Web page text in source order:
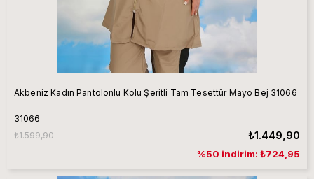
Akbeniz Kadın Pantolonlu Kolu Şeritli Tam Tesettür Mayo Bej 31066
31066
₺1.449,90
₺1.599,90
%50 indirim: ₺724,95